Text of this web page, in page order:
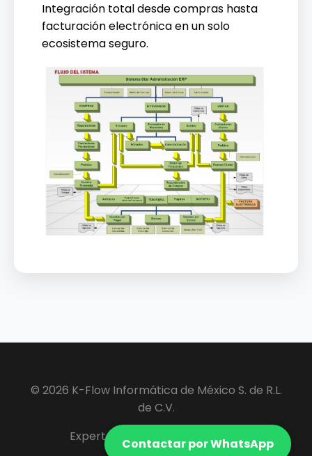
Integración total desde compras hasta
facturación electrónica en un solo
ecosistema seguro.
Contactar por WhatsApp
© 2026 K-Flow Informática de México S. de R.L.
de C.V.
Expertos en Software ERP y VIP.